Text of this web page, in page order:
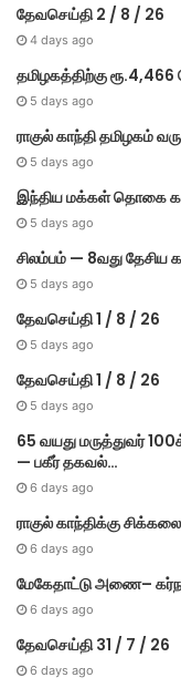
தேவசெய்தி 2 / 8 / 26
4 days ago
தமிழகத்திற்கு ரூ.4,466
5 days ago
ராகுல் காந்தி தமிழகம்
5 days ago
இந்திய மக்கள் தொகை
5 days ago
சிலம்பம் — 8வது தேசிய
5 days ago
தேவசெய்தி 1 / 8 / 26
5 days ago
தேவசெய்தி 1 / 8 / 26
5 days ago
65 வயது மருத்துவர்
— பகீர் தகவல்…
6 days ago
ராகுல் காந்திக்கு
6 days ago
மேகே​தாட்டு அணை–
6 days ago
தேவசெய்தி 31 / 7 / 26
6 days ago